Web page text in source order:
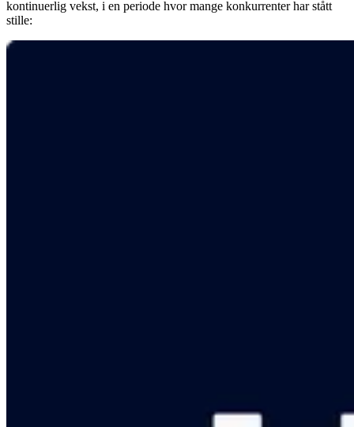
kontinuerlig vekst, i en periode hvor mange konkurrenter har stått
stille: